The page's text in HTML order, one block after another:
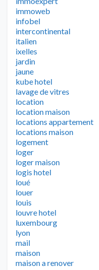
immoweb
infobel
intercontinental
italien
ixelles
jardin
jaune
kube hotel
lavage de vitres
location
location maison
locations appartement
locations maison
logement
loger
loger maison
logis hotel
loué
louer
louis
louvre hotel
luxembourg
lyon
mail
maison
maison a renover